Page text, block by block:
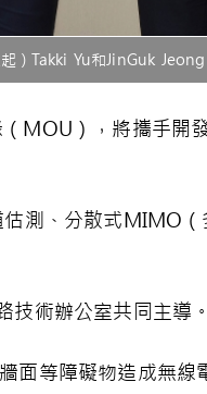
）Takki Yu和JinGuk Jeong
MOU），將攜手開
測、分散式MIMO
技術辦公室共同主導。
面等障礙物造成無